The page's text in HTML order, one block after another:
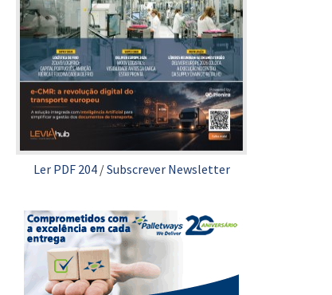
Ler PDF 204/Subscrever Newsletter